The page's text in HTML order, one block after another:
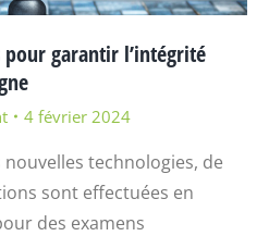
pour garantir l’intégrité
4 février 2024
nouvelles technologies, de
sont effectuées en
des examens